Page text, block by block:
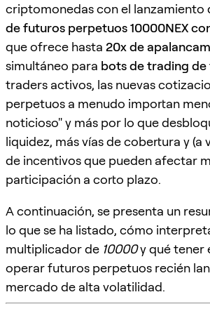
criptomonedas con el lanzamiento
de futuros perpetuos 10000NEX
que ofrece hasta 20x de
simultáneo para bots de trading
traders activos, las nuevas
perpetuos a menudo importan
noticioso" y más por lo que
liquidez, más vías de cobertura y (a
de incentivos que pueden afectar
participación a corto plazo.
A continuación, se presenta un
lo que se ha listado, cómo
multiplicador de 10000y qué tener
operar futuros perpetuos recién
mercado de alta volatilidad.